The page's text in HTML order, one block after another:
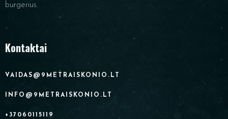
burgerius.
Kontaktai
VAIDAS@9METRAISKONIO.LT
INFO@9METRAISKONIO.LT
+37060115119